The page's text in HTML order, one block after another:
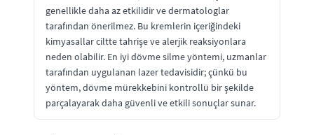
genellikle daha az etkilidir ve dermatologlar
tarafından önerilmez. Bu kremlerin içeriğindeki
kimyasallar ciltte tahrişe ve alerjik reaksiyonlara
neden olabilir. En iyi dövme silme yöntemi, uzmanlar
tarafından uygulanan lazer tedavisidir; çünkü bu
yöntem, dövme mürekkebini kontrollü bir şekilde
parçalayarak daha güvenli ve etkili sonuçlar sunar.